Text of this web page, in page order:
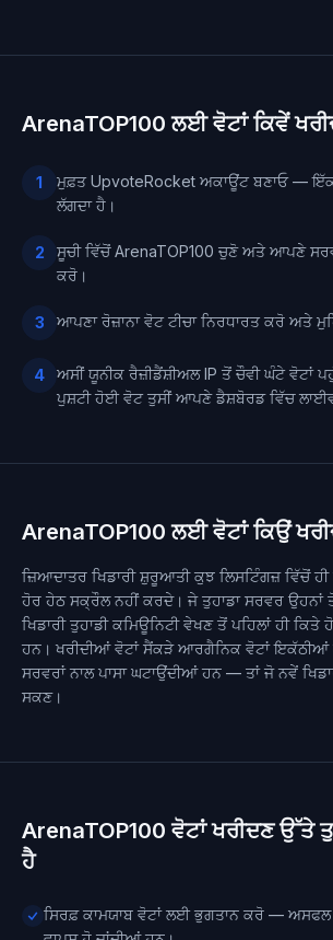
ArenaTOP100 ਲਈ ਵੋਟਾਂ ਕਿਵੇਂ
1
ਮੁਫ਼ਤ UpvoteRocket ਅਕਾਊਂਟ ਬਣਾਓ — ਇੱਕ
ਲੱਗਦਾ ਹੈ।
2
ਸੂਚੀ ਵਿੱਚੋਂ ArenaTOP100 ਚੁਣੋ ਅਤੇ ਆਪਣੇ
ਕਰੋ।
3 ਆਪਣਾ ਰੋਜ਼ਾਨਾ ਵੋਟ ਟੀਚਾ ਨਿਰਧਾਰਤ ਕਰੋ ਅਤੇ
4
ਅਸੀਂ ਯੂਨੀਕ ਰੈਜ਼ੀਡੈਂਸ਼ੀਅਲ IP ਤੋਂ ਚੌਵੀ ਘੰਟੇ ਵੋਟਾਂ
ਪੁਸ਼ਟੀ ਹੋਈ ਵੋਟ ਤੁਸੀਂ ਆਪਣੇ ਡੈਸ਼ਬੋਰਡ ਵਿੱਚ
ArenaTOP100 ਲਈ ਵੋਟਾਂ ਕਿਉਂ
ਜ਼ਿਆਦਾਤਰ ਖਿਡਾਰੀ ਸ਼ੁਰੂਆਤੀ ਕੁਝ ਲਿਸਟਿੰਗਜ਼ ਵਿੱਚੋਂ
ਹੋਰ ਹੇਠ ਸਕ੍ਰੌਲ ਨਹੀਂ ਕਰਦੇ। ਜੇ ਤੁਹਾਡਾ ਸਰਵਰ ਉਹਨਾਂ
ਖਿਡਾਰੀ ਤੁਹਾਡੀ ਕਮਿਊਨਿਟੀ ਵੇਖਣ ਤੋਂ ਪਹਿਲਾਂ ਹੀ
ਹਨ। ਖਰੀਦੀਆਂ ਵੋਟਾਂ ਸੈਂਕੜੇ ਆਰਗੈਨਿਕ ਵੋਟਾਂ ਇਕੱਠੀਆਂ
ਸਰਵਰਾਂ ਨਾਲ ਪਾਸਾ ਘਟਾਉਂਦੀਆਂ ਹਨ — ਤਾਂ ਜੋ ਨਵੇਂ
ਸਕਣ।
ArenaTOP100 ਵੋਟਾਂ ਖਰੀਦਣ ਉੱਤੇ
ਹੈ
ਸਿਰਫ਼ ਕਾਮਯਾਬ ਵੋਟਾਂ ਲਈ ਭੁਗਤਾਨ ਕਰੋ —